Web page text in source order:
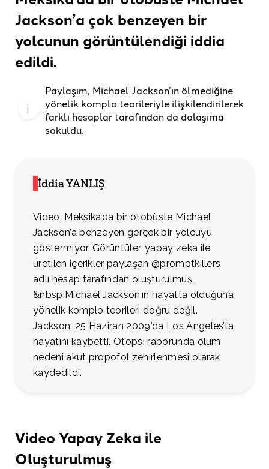
Jackson’a çok benzeyen bir
yolcunun görüntülendiği iddia
edildi.
Paylaşım, Michael Jackson’ın ölmediğine
yönelik komplo teorileriyle ilişkilendirilerek
farklı hesaplar tarafından da dolaşıma
sokuldu.
İddia YANLIŞ
Video, Meksika’da bir otobüste Michael
Jackson’a benzeyen gerçek bir yolcuyu
göstermiyor. Görüntüler, yapay zeka ile
üretilen içerikler paylaşan @promptkillers
adlı hesap tarafından oluşturulmuş.
&nbsp;Michael Jackson’ın hayatta olduğuna
yönelik komplo teorileri doğru değil.
Jackson, 25 Haziran 2009’da Los Angeles’ta
hayatını kaybetti. Otopsi raporunda ölüm
nedeni akut propofol zehirlenmesi olarak
kaydedildi.
Video Yapay Zeka ile
Oluşturulmuş